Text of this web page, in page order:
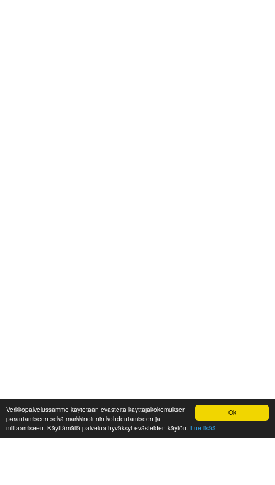
Ok
Verkkopalvelussamme käytetään evästeitä käyttäjäkokemuksen
parantamiseen sekä markkinoinnin kohdentamiseen ja
mittaamiseen. Käyttämällä palvelua hyväksyt evästeiden käytön. Lue lisää